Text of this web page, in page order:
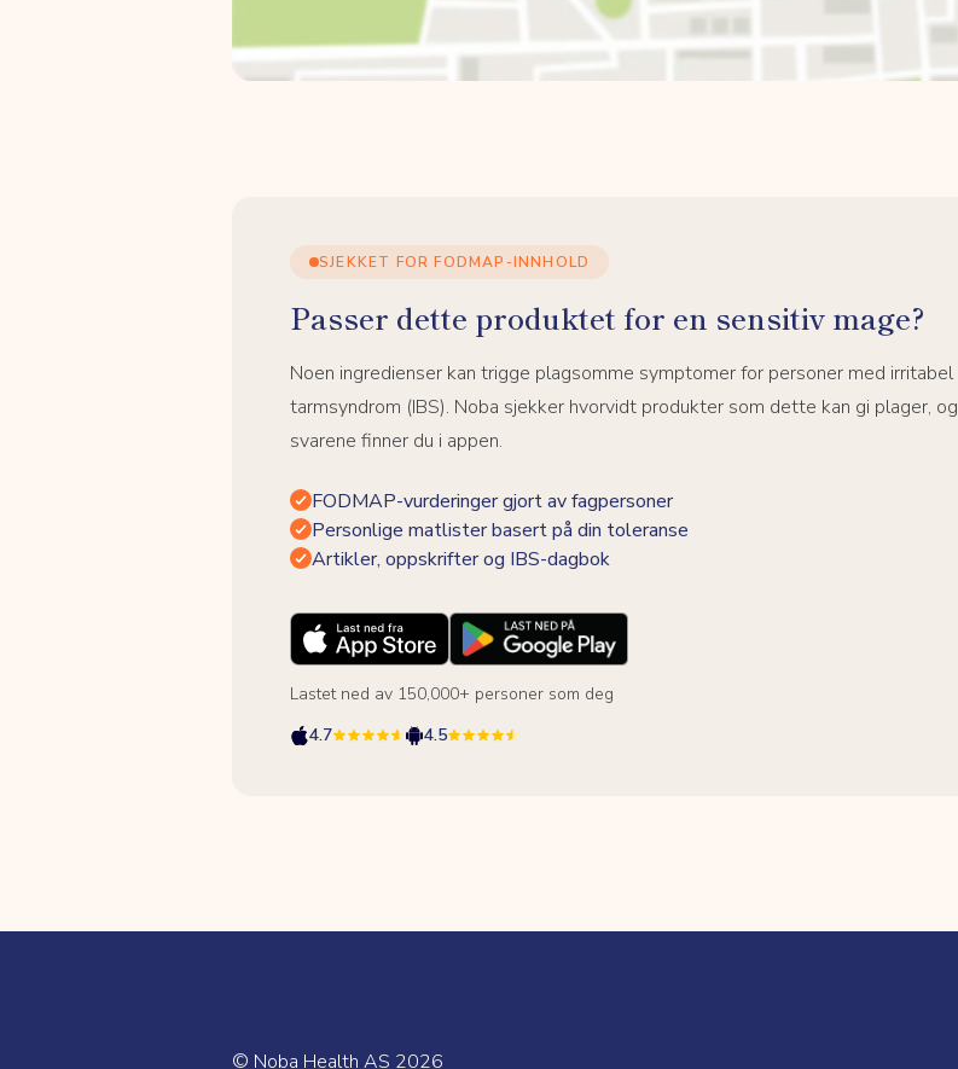
SJEKKET FOR FODMAP-INNHOLD
Passer dette produktet for en sensitiv mage?
Noen ingredienser kan trigge plagsomme symptomer for personer med irritabel
tarmsyndrom (IBS). Noba sjekker hvorvidt produkter som dette kan gi plager, og
svarene finner du i appen.
FODMAP-vurderinger gjort av fagpersoner
Personlige matlister basert på din toleranse
Artikler, oppskrifter og IBS-dagbok
Lastet ned av 150,000+ personer som deg
4.7
4.5
© Noba Health AS 2026